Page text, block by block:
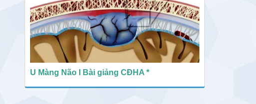
U Màng Não I Bài giảng CĐHA *